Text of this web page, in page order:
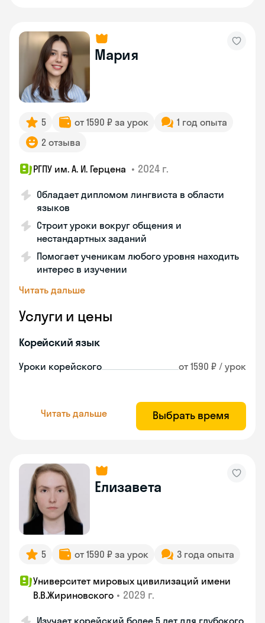
Мария
5 от 1590 ₽ за урок
1 год опыта
2 отзыва
РГПУ им. А. И. Герцена • 2024 г.
Обладает дипломом лингвиста в области
языков
Строит уроки вокруг общения и
нестандартных заданий
Помогает ученикам любого уровня находить
интерес в изучении
Читать дальше
Услуги и цены
Корейский язык
Уроки корейского от 1590 ₽ / урок
Читать дальше Выбрать время
Елизавета
5 от 1590 ₽ за урок 3 года опыта
Университет мировых цивилизаций имени
В.В.Жириновского • 2029 г.
Изучает корейский более 5 лет для глубокого